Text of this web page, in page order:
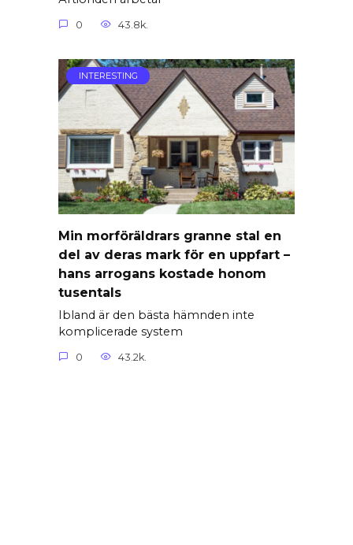
0 43.8k.
INTERESTING
Min morföräldrars granne stal en
del av deras mark för en uppfart –
hans arrogans kostade honom
tusentals
Ibland är den bästa hämnden inte
komplicerade system
0 43.2k.